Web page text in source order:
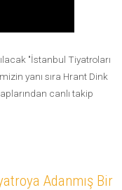
"İstanbul Tiyatroları
yanı sıra Hrant Dink
canlı takip
Adanmış Bir